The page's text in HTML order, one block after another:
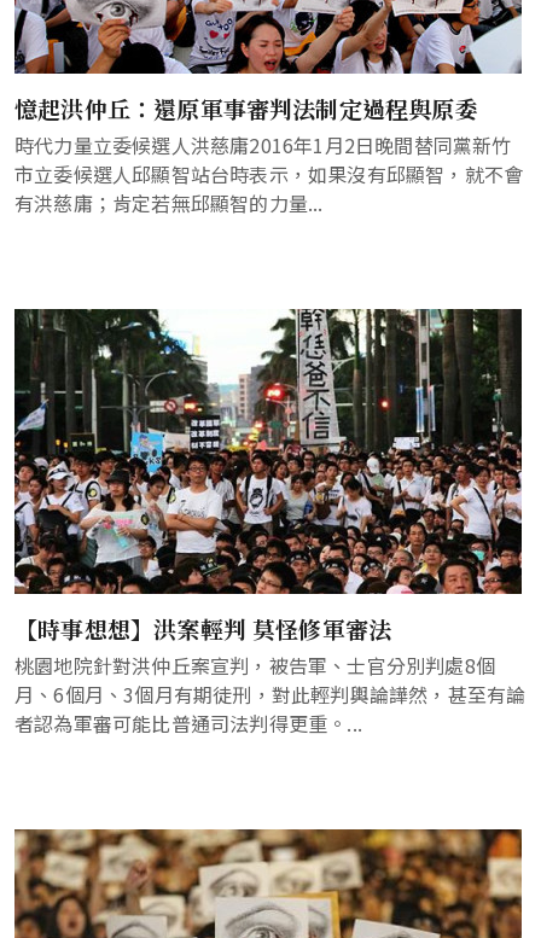
憶起洪仲丘：還原軍事審判法制定過程與原委
時代力量立委候選人洪慈庸2016年1月2日晚間替同黨新竹
市立委候選人邱顯智站台時表示，如果沒有邱顯智，就不會
有洪慈庸；肯定若無邱顯智的力量...
【時事想想】洪案輕判 莫怪修軍審法
桃園地院針對洪仲丘案宣判，被告軍、士官分別判處8個
月、6個月、3個月有期徒刑，對此輕判輿論譁然，甚至有論
者認為軍審可能比普通司法判得更重。...